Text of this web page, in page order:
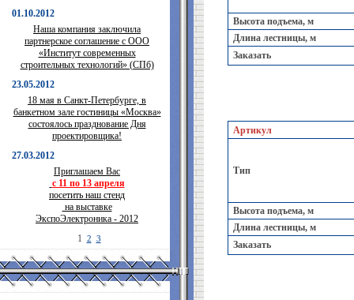
01.10.2012
Наша компания заключила
партнерское соглашение с ООО
«Институт современных
строительных технологий» (СПб)
23.05.2012
18 мая в Санкт-Петербурге, в
банкетном зале гостиницы «Москва»
состоялось празднование Дня
проектировщика!
27.03.2012
Приглашаем Вас
с 11 по 13 апреля
посетить наш стенд
на выставке
ЭкспоЭлектроника - 2012
1 2 3
Высота подъема, м
Длина лестницы, м
Заказать
Артикул
Тип
Высота подъема, м
Длина лестницы, м
Заказать